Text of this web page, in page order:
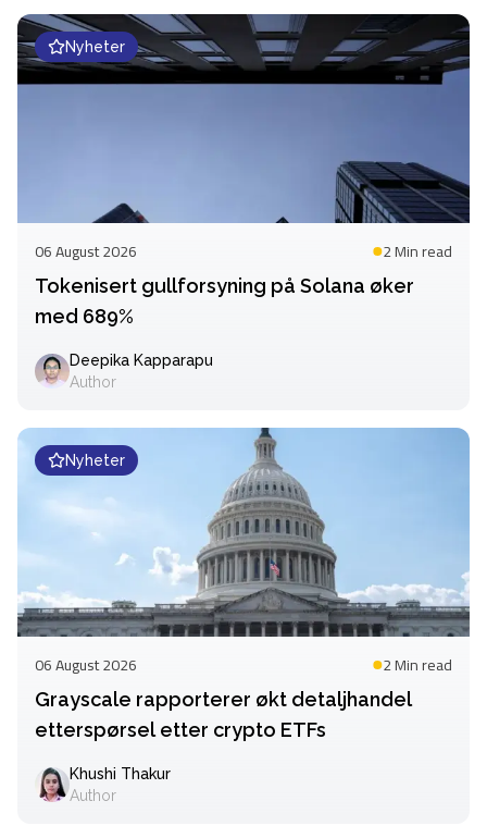
Nyheter
06 August 2026 2 Minread
Tokenisert gullforsyning på Solana øker
med 689%
Deepika Kapparapu
Author
Nyheter
06 August 2026 2 Minread
Grayscale rapporterer økt detaljhandel
etterspørsel etter crypto ETFs
Khushi Thakur
Author